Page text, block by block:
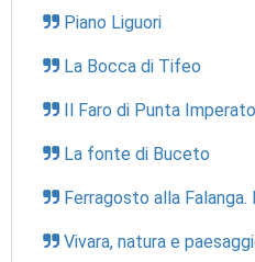
Piano Liguori
La Bocca di Tifeo
Il Faro di Punta
La fonte di Buceto
Ferragosto alla
Vivara, natura e